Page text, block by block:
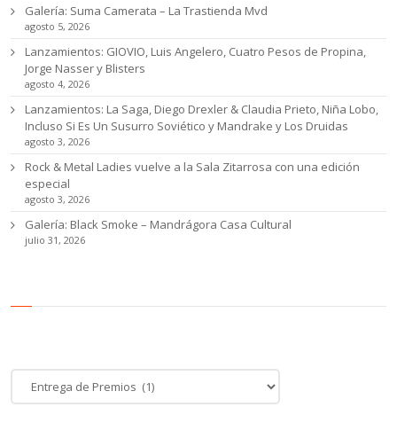
Galería: Suma Camerata – La Trastienda Mvd
agosto 5, 2026
Lanzamientos: GIOVIO, Luis Angelero, Cuatro Pesos de Propina,
Jorge Nasser y Blisters
agosto 4, 2026
Lanzamientos: La Saga, Diego Drexler & Claudia Prieto, Niña Lobo,
Incluso Si Es Un Susurro Soviético y Mandrake y Los Druidas
agosto 3, 2026
Rock & Metal Ladies vuelve a la Sala Zitarrosa con una edición
especial
agosto 3, 2026
Galería: Black Smoke – Mandrágora Casa Cultural
julio 31, 2026
Categoría
noticias